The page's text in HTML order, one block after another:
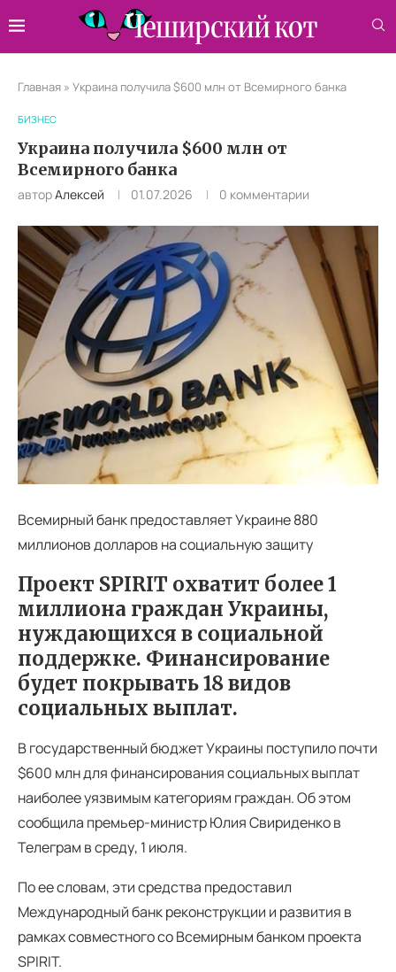
Главная » Украина получила $600 млн от Всемирного банка
БИЗНЕС
Украина получила $600 млн от
Всемирного банка
авторАлексей 01.07.2026 0 комментарии
Всемирный банк предоставляет Украине 880
миллионов долларов на социальную защиту
Проект SPIRIT охватит более 1
миллиона граждан Украины,
нуждающихся в социальной
поддержке. Финансирование
будет покрывать 18 видов
социальных выплат.
В государственный бюджет Украины поступило почти
$600 млн для финансирования социальных выплат
наиболее уязвимым категориям граждан. Об этом
сообщила премьер-министр Юлия Свириденко в
Телеграм в среду, 1 июля.
По ее словам, эти средства предоставил
Международный банк реконструкции и развития в
рамках совместного со Всемирным банком проекта
SPIRIT.